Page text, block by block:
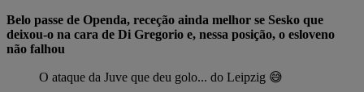
Belo passe de Openda, receção ainda melhor se Sesko que
deixou-o na cara de Di Gregorio e, nessa posição, o esloveno
não falhou
O ataque da Juve que deu golo... do Leipzig 😅